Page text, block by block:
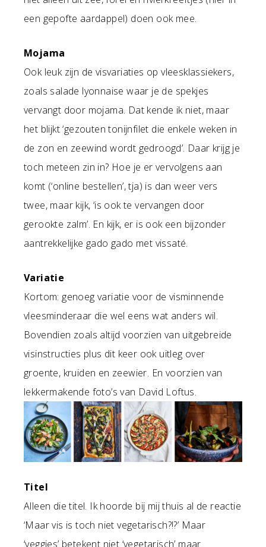
een gepofte aardappel) doen ook mee.
Mojama
Ook leuk zijn de visvariaties op vleesklassiekers,
zoals salade lyonnaise waar je de spekjes
vervangt door mojama. Dat kende ik niet, maar
het blijkt ‘gezouten tonijnfilet die enkele weken in
de zon en zeewind wordt gedroogd’. Daar krijg je
toch meteen zin in? Hoe je er vervolgens aan
komt (‘online bestellen’, tja) is dan weer vers
twee, maar kijk, ‘is ook te vervangen door
gerookte zalm’. En kijk, er is ook een bijzonder
aantrekkelijke gado gado met vissaté.
Variatie
Kortom: genoeg variatie voor de visminnende
vleesminderaar die wel eens wat anders wil.
Bovendien zoals altijd voorzien van uitgebreide
visinstructies plus dit keer ook uitleg over
groente, kruiden en zeewier. En voorzien van
lekkermakende foto’s van David Loftus.
Titel
Alleen die titel. Ik hoorde bij mij thuis al de reactie
‘Maar vis is toch niet vegetarisch?!?’ Maar
‘veggies’ betekent niet ‘vegetarisch’ maar